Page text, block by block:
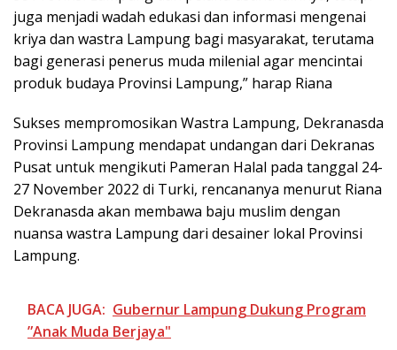
juga menjadi wadah edukasi dan informasi mengenai
kriya dan wastra Lampung bagi masyarakat, terutama
bagi generasi penerus muda milenial agar mencintai
produk budaya Provinsi Lampung,” harap Riana
Sukses mempromosikan Wastra Lampung, Dekranasda
Provinsi Lampung mendapat undangan dari Dekranas
Pusat untuk mengikuti Pameran Halal pada tanggal 24-
27 November 2022 di Turki, rencananya menurut Riana
Dekranasda akan membawa baju muslim dengan
nuansa wastra Lampung dari desainer lokal Provinsi
Lampung.
BACA JUGA: Gubernur Lampung Dukung Program
”Anak Muda Berjaya"